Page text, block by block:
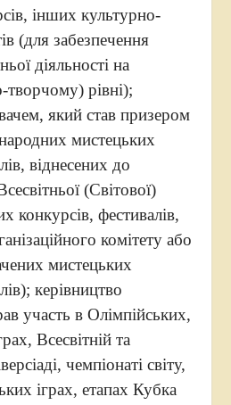
інших культурно-
(для забезпечення
діяльності на
творчому) рівні);
який став призером
мистецьких
віднесених до
(Світової)
конкурсів, фестивалів,
комітету або
мистецьких
керівництво
участь в Олімпійських,
Всесвітній та
чемпіонаті світу,
іграх, етапах Кубка